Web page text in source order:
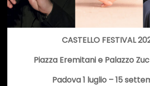
CASTELLO FESTIVAL
Piazza Eremitani e Palazzo
Padova 1 luglio – 15